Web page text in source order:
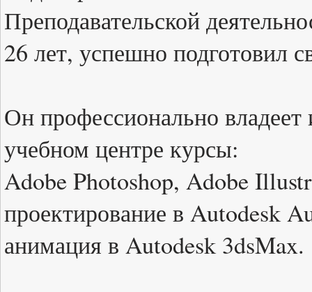
Преподавательской
26 лет, успешно подготовил
Он профессионально
учебном центре курсы:
Adobe Photoshop, Adobe
проектирование в Autodesk
анимация в Autodesk 3dsMax.